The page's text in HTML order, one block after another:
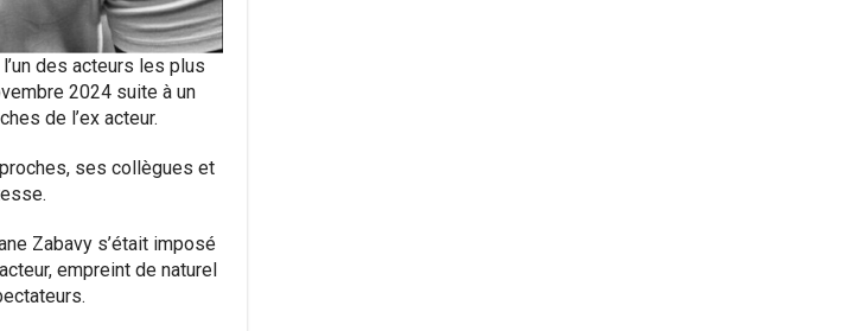
des acteurs les plus
2024 suite à un
de l’ex acteur.
ses collègues et
Zabavy s’était imposé
empreint de naturel